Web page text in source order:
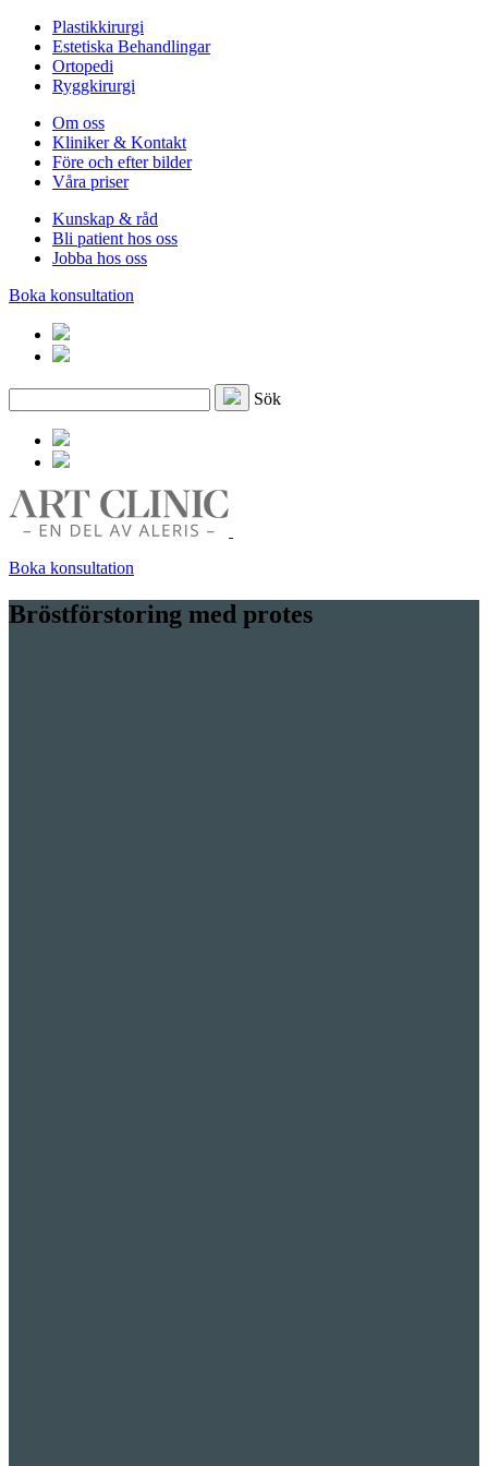
Plastikkirurgi
Estetiska Behandlingar
Ortopedi
Ryggkirurgi
Om oss
Kliniker & Kontakt
Före och efter bilder
Våra priser
Kunskap & råd
Bli patient hos oss
Jobba hos oss
Boka konsultation
Sök
Boka konsultation
Bröstförstoring med protes